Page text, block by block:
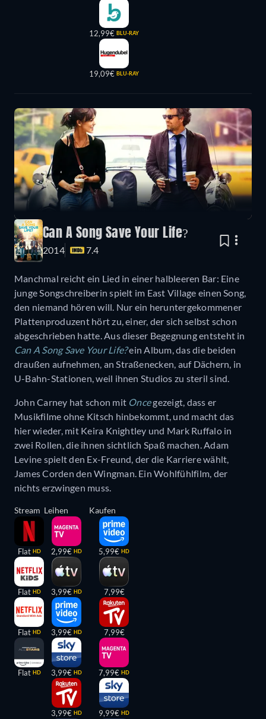
12,99€ BLU-RAY
19,09€ BLU-RAY
Can A Song Save Your Life?
2014 7.4
Manchmal reicht ein Lied in einer halbleeren Bar: Eine
junge Songschreiberin spielt im East Village einen Song,
den niemand hören will. Nur ein heruntergekommener
Plattenproduzent hört zu, einer, der sich selbst schon
abgeschrieben hatte. Aus dieser Begegnung entsteht in
Can A Song Save Your Life?ein Album, das die beiden
draußen aufnehmen, an Straßenecken, auf Dächern, in
U-Bahn-Stationen, weil ihnen Studios zu steril sind.
John Carney hat schon mit Oncegezeigt, dass er
Musikfilme ohne Kitsch hinbekommt, und macht das
hier wieder, mit Keira Knightley und Mark Ruffalo in
zwei Rollen, die ihnen sichtlich Spaß machen. Adam
Levine spielt den Ex-Freund, der die Karriere wählt,
James Corden den Wingman. Ein Wohlfühlfilm, der
nichts erzwingen muss.
Stream
Flat HD
Flat HD
Flat HD
Flat HD
Leihen
2,99€ HD
3,99€ HD
3,99€ HD
3,99€ HD
3,99€ HD
Kaufen
5,99€ HD
7,99€
7,99€
7,99€ HD
9,99€ HD